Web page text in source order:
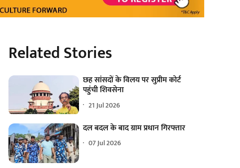
Related Stories
छह सांसदों के विलय पर सुप्रीम कोर्ट
पहुंची शिवसेना
21 Jul 2026
दल बदल के बाद ग्राम प्रधान गिरफ्तार
07 Jul 2026